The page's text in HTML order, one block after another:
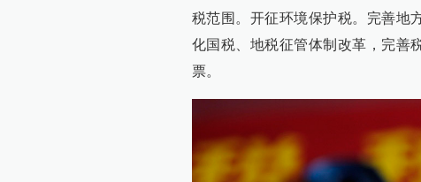
税范围。开征环境保护税。完善地
化国税、地税征管体制改革，完善
票。